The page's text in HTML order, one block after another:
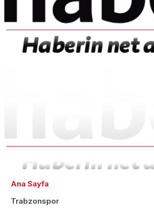
Ana Sayfa
Trabzonspor